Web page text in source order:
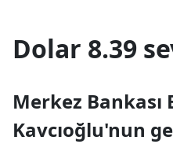
Dolar 8.39
Merkez Bankası
Kavcıoğlu'nun